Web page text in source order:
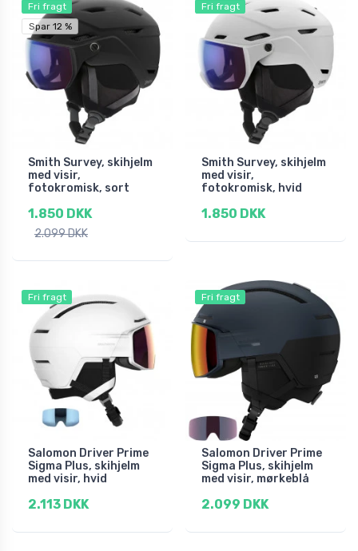
Fri fragt
Spar 12 %
Smith Survey, skihjelm
med visir,
fotokromisk, sort
1.850 DKK
2.099 DKK
Fri fragt
Smith Survey, skihjelm
med visir,
fotokromisk, hvid
1.850 DKK
Fri fragt
Salomon Driver Prime
Sigma Plus, skihjelm
med visir, hvid
2.113 DKK
Fri fragt
Salomon Driver Prime
Sigma Plus, skihjelm
med visir, mørkeblå
2.099 DKK